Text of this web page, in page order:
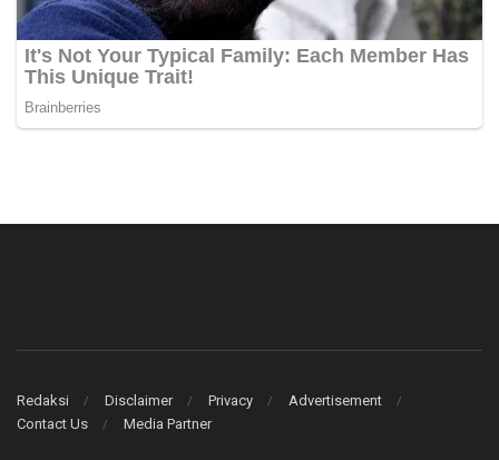
Redaksi Disclaimer Privacy
Advertisement
Contact Us
Media Partner